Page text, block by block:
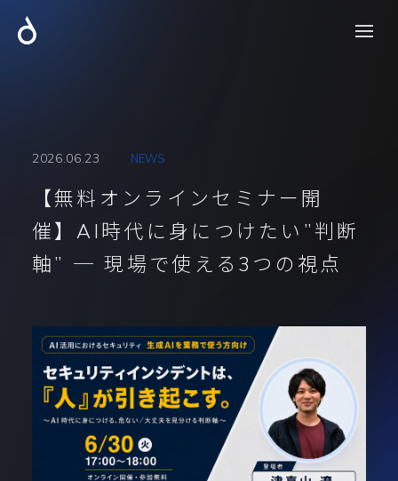
2026.06.23 NEWS
【無料オンラインセミナー開
催】AI時代に身につけたい”判断
軸” ─ 現場で使える3つの視点